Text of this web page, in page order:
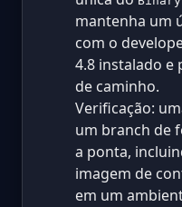
mantenha um
com o
4.8 instalado
de caminho.
Verificação:
um branch de
a ponta,
imagem de
em um